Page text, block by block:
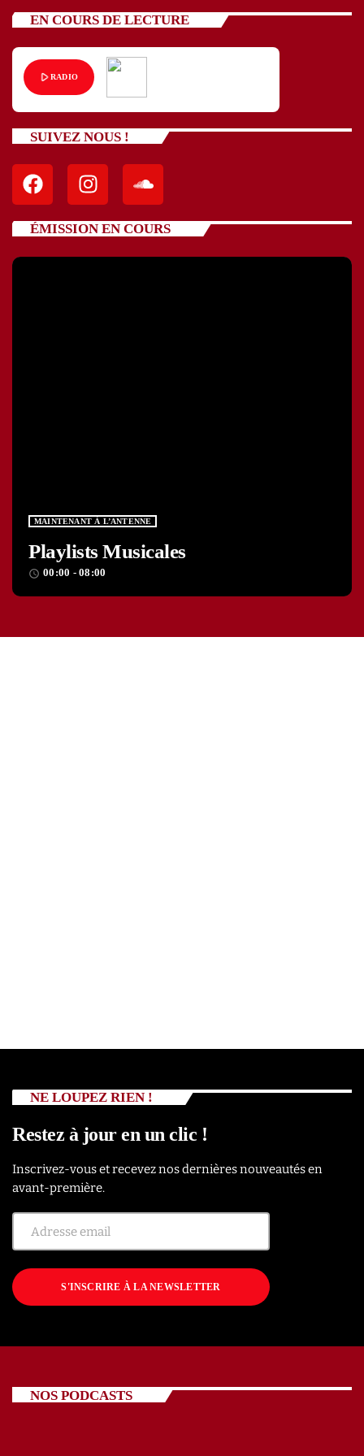
EN COURS DE LECTURE
play_arrowRADIO
SUIVEZ NOUS !
ÉMISSION EN COURS
MAINTENANT À L’ANTENNE
Playlists Musicales
access_time 00:00 - 08:00
NE LOUPEZ RIEN !
Restez à jour en un clic !
Inscrivez-vous et recevez nos dernières nouveautés en
avant-première.
S'INSCRIRE À LA NEWSLETTER
NOS PODCASTS